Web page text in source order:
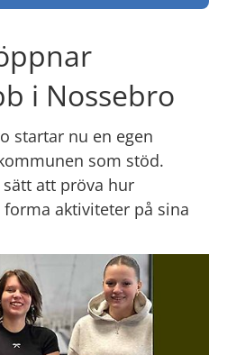
i Nossebro
startar nu en egen
som stöd.
att pröva hur
aktiviteter på sina